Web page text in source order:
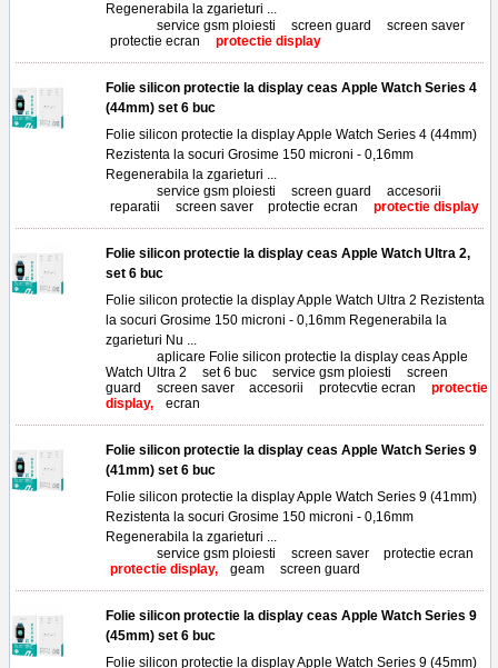
Regenerabila la zgarieturi ...
service gsm ploiesti screen guard screen saver,
protectie ecran
protectie display
Folie silicon protectie la display ceas Apple Watch Series 4
(44mm) set 6 buc
Folie silicon protectie la display Apple Watch Series 4 (44mm)
Rezistenta la socuri Grosime 150 microni - 0,16mm
Regenerabila la zgarieturi ...
service gsm ploiesti screen guard accesorii
reparatii
screen saver, protectie ecran protectie display
Folie silicon protectie la display ceas Apple Watch Ultra 2,
set 6 buc
Folie silicon protectie la display Apple Watch Ultra 2 Rezistenta
la socuri Grosime 150 microni - 0,16mm Regenerabila la
zgarieturi Nu ...
aplicare Folie silicon protectie la display ceas Apple
Watch Ultra 2
set 6 buc service gsm ploiesti
screen
guard
screen saver, accesorii protecvtie ecran
protectie
display,
ecran
Folie silicon protectie la display ceas Apple Watch Series 9
(41mm) set 6 buc
Folie silicon protectie la display Apple Watch Series 9 (41mm)
Rezistenta la socuri Grosime 150 microni - 0,16mm
Regenerabila la zgarieturi ...
service gsm ploiesti screen saver, protectie ecran
protectie display,
geam screen guard
Folie silicon protectie la display ceas Apple Watch Series 9
(45mm) set 6 buc
Folie silicon protectie la display Apple Watch Series 9 (45mm)